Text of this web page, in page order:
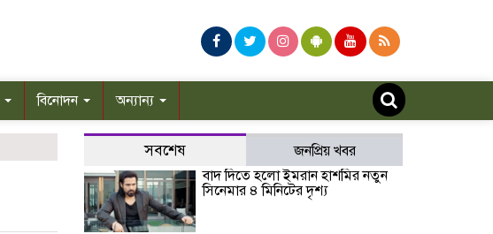
বিনোদন অন্যান্য
সবশেষ
জনপ্রিয় খবর
বাদ দিতে হলো ইমরান হাশমির নতুন
সিনেমার ৪ মিনিটের দৃশ্য